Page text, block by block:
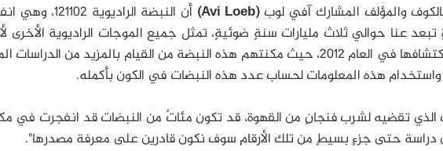
والمؤلف المشارك آفي لوب(Avi Loeb)
أن النبضة الراديوية
عنا حوالي ثلاث مليارات سنةٍ ضوئيةٍ، تمثل جميع الموجات الراديوية الأخرى
موجاتٍ راديويةٍ متكررةٍ منذ اكتشافها في العام 2012، حيث مكنتهم هذه النبضة من القيام بالمزيد من
واستخدام هذه المعلومات لحساب عدد هذه النبضات في الكون بأكمله.
تقضيه لشرب فنجانٍ من القهوة، قد تكون مئاتٌ من النبضات قد انفجرت في
دراسة حتى جزءٍ بسيطٍ من تلك الأرقام سوف نكون قادرين على معرفة مصدرها".